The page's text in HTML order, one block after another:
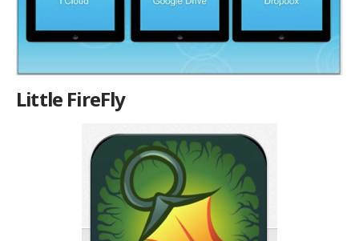
Little FireFly